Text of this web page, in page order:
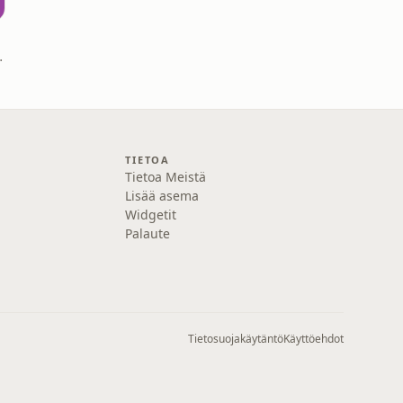
TIETOA
Tietoa Meistä
Lisää asema
Widgetit
Palaute
TietosuojakäytäntöKäyttöehdot